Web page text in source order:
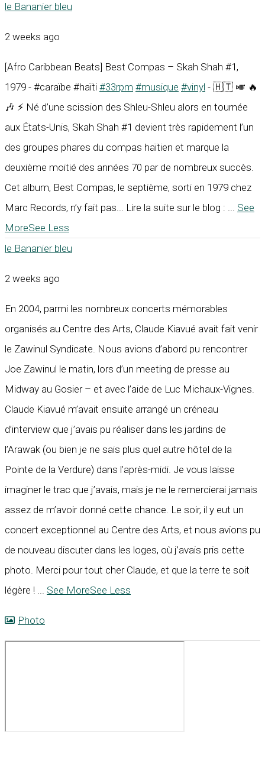
le Bananier bleu
2 weeks ago
[Afro Caribbean Beats] Best Compas – Skah Shah #1,
1979 - #caraïbe #haïti #33rpm #musique #vinyl - 🇭🇹 🎺 🔥
🎶 ⚡ Né d’une scission des Shleu-Shleu alors en tournée
aux États-Unis, Skah Shah #1 devient très rapidement l’un
des groupes phares du compas haïtien et marque la
deuxième moitié des années 70 par de nombreux succès.
Cet album, Best Compas, le septième, sorti en 1979 chez
Marc Records, n’y fait pas... Lire la suite sur le blog : ... See
MoreSee Less
le Bananier bleu
2 weeks ago
En 2004, parmi les nombreux concerts mémorables
organisés au Centre des Arts, Claude Kiavué avait fait venir
le Zawinul Syndicate. Nous avions d’abord pu rencontrer
Joe Zawinul le matin, lors d’un meeting de presse au
Midway au Gosier – et avec l’aide de Luc Michaux-Vignes.
Claude Kiavué m’avait ensuite arrangé un créneau
d’interview que j’avais pu réaliser dans les jardins de
l’Arawak (ou bien je ne sais plus quel autre hôtel de la
Pointe de la Verdure) dans l’après-midi. Je vous laisse
imaginer le trac que j’avais, mais je ne le remercierai jamais
assez de m’avoir donné cette chance. Le soir, il y eut un
concert exceptionnel au Centre des Arts, et nous avions pu
de nouveau discuter dans les loges, où j’avais pris cette
photo. Merci pour tout cher Claude, et que la terre te soit
légère ! ... See MoreSee Less
Photo